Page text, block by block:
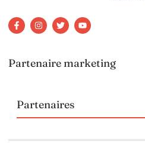
Partenaire marketing
Partenaires